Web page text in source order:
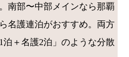
南部〜中部メインなら那覇
名護連泊がおすすめ。両方
泊＋名護2泊」のような分散